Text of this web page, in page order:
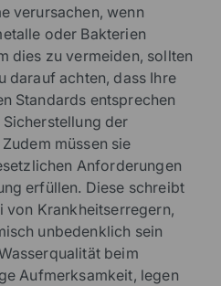
verursachen, wenn
oder Bakterien
dies zu vermeiden, sollten
darauf achten, dass Ihre
Standards entsprechen
der
müssen sie
Anforderungen
erfüllen. Diese schreibt
von Krankheitserregern,
unbedenklich sein
beim
Aufmerksamkeit, legen